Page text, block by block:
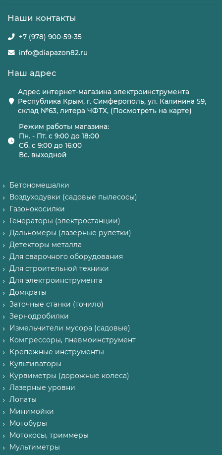
Наши контакты
+7 (978) 900-59-35
info@diapazon82.ru
Наш адрес
Адрес интернет-магазина электроинструмента
Республика Крым, г. Симферополь, ул. Калинина 59,
склад №63, литера ЧФТХ, (Посмотреть на карте)
Режим работы магазина:
Пн. - Пт. с 9:00 до 18:00
Сб. с 9:00 до 16:00
Вс. выходной
Бетономешалки
Воздуходувки (садовые пылесосы)
Газонокосилки
Генераторы (электростанции)
Дальномеры (лазерные рулетки)
Детекторы металла
Для сварочного оборудования
Для строительной техники
Для электроинструмента
Домкраты
Заточные станки (точило)
Зернодробилки
Измельчители мусора (садовые)
Компрессоры, пневмоинструмент
Крепёжные инструменты
Культиваторы
Курвиметры (дорожные колеса)
Лазерные уровни
Лопаты
Минимойки
Мотобуры
Мотокосы, триммеры
Мультиметры